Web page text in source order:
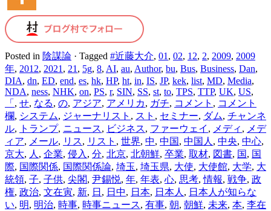
Posted in 陰謀論 · Tagged #近藤大介, 01, 02, 12, 2, 2009, 2009
年, 2012, 2021, 21, 5g, 8, AI, au, Author, bu, Bus, Business, Dan,
DIA, dn, ED, end, es, hk, HP, ht, in, IS, JP, kek, list, MD, Media,
NDA, ness, NHK, on, PS, r, SIN, SS, st, to, TPS, TTP, UK, US,
「 , せ, なる, の, アジア, アメリカ, ガチ, コメント , コメント
欄, システム, ジャーナリスト , スト , セミナー, ダム, チャンネ
ル, トランプ, ニュース, ビジネス, ファーウェイ , メディ , メデ
ィア, メール, リス, リスト , 世界, 中, 中国, 中国人, 中央, 中心,
京大, 人, 企業, 侵入, 分, 北京, 北朝鮮, 卒業, 取材, 図書, 国, 国
際, 国際関係, 国際関係論, 埼玉, 埼玉県, 大使, 大使館, 大学, 大
統領, 子, 子供, 尖閣, 尹錫悦, 年, 年表, 心, 思考,情報, 戦争, 政
権, 政治, 文在寅, 新, 日 , 日中, 日本, 日本人, 日本人が知らな
い, 明, 明治, 時事, 時事ニュース, 有事, 朝, 朝鮮, 未来, 本, 李在